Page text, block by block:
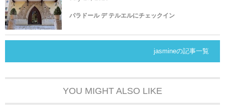
パラドール デ テルエルにチェックイン
jasmineの記事一覧
YOU MIGHT ALSO LIKE